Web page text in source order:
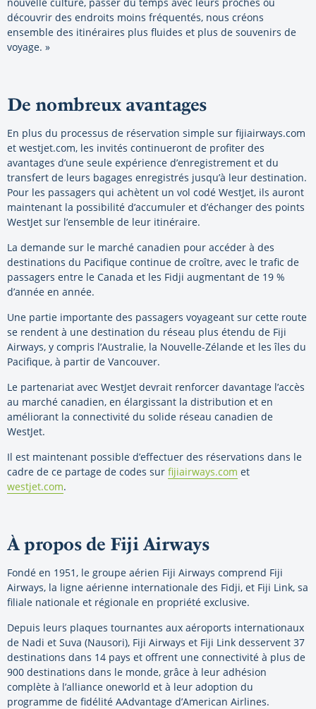
découvrir des endroits moins fréquentés, nous créons
ensemble des itinéraires plus fluides et plus de souvenirs de
voyage. »
De nombreux avantages
En plus du processus de réservation simple sur fijiairways.com
et westjet.com, les invités continueront de profiter des
avantages d’une seule expérience d’enregistrement et du
transfert de leurs bagages enregistrés jusqu’à leur destination.
Pour les passagers qui achètent un vol codé WestJet, ils auront
maintenant la possibilité d’accumuler et d’échanger des points
WestJet sur l’ensemble de leur itinéraire.
La demande sur le marché canadien pour accéder à des
destinations du Pacifique continue de croître, avec le trafic de
passagers entre le Canada et les Fidji augmentant de 19 %
d’année en année.
Une partie importante des passagers voyageant sur cette route
se rendent à une destination du réseau plus étendu de Fiji
Airways, y compris l’Australie, la Nouvelle-Zélande et les îles du
Pacifique, à partir de Vancouver.
Le partenariat avec WestJet devrait renforcer davantage l’accès
au marché canadien, en élargissant la distribution et en
améliorant la connectivité du solide réseau canadien de
WestJet.
Il est maintenant possible d’effectuer des réservations dans le
cadre de ce partage de codes sur fijiairways.com et
westjet.com.
À propos de Fiji Airways
Fondé en 1951, le groupe aérien Fiji Airways comprend Fiji
Airways, la ligne aérienne internationale des Fidji, et Fiji Link, sa
filiale nationale et régionale en propriété exclusive.
Depuis leurs plaques tournantes aux aéroports internationaux
de Nadi et Suva (Nausori), Fiji Airways et Fiji Link desservent 37
destinations dans 14 pays et offrent une connectivité à plus de
900 destinations dans le monde, grâce à leur adhésion
complète à l’alliance oneworld et à leur adoption du
programme de fidélité AAdvantage d’American Airlines.